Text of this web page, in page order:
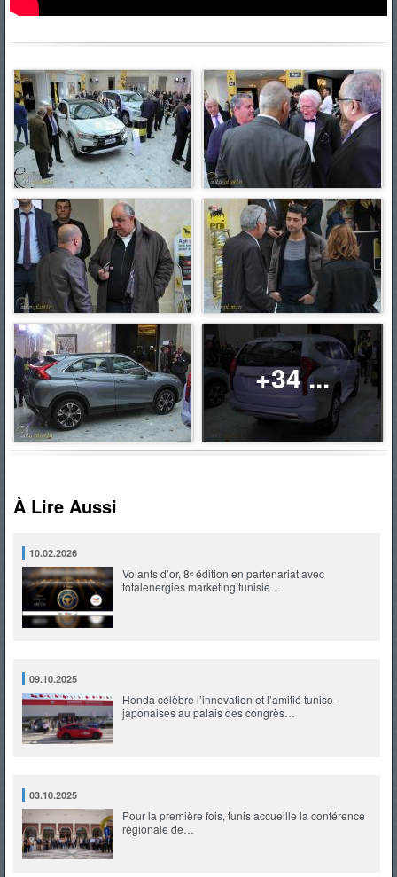
+34 ...
À Lire Aussi
10.02.2026
Volants d’or, 8ᵉ édition en partenariat avec
totalenergies marketing tunisie…
09.10.2025
Honda célèbre l’innovation et l’amitié tuniso-
japonaises au palais des congrès…
03.10.2025
Pour la première fois, tunis accueille la conférence
régionale de…